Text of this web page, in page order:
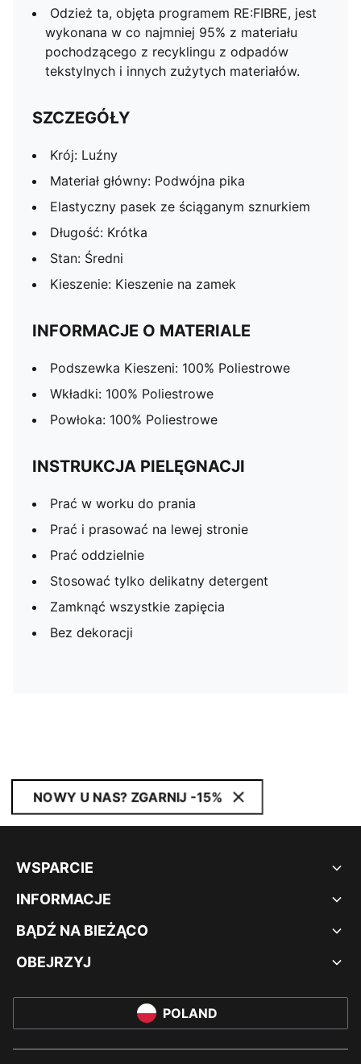
Odzież ta, objęta programem RE:FIBRE, jest
wykonana w co najmniej 95% z materiału
pochodzącego z recyklingu z odpadów
tekstylnych i innych zużytych materiałów.
SZCZEGÓŁY
Krój: Luźny
Materiał główny: Podwójna pika
Elastyczny pasek ze ściąganym sznurkiem
Długość: Krótka
Stan: Średni
Kieszenie: Kieszenie na zamek
INFORMACJE O MATERIALE
Podszewka Kieszeni: 100% Poliestrowe
Wkładki: 100% Poliestrowe
Powłoka: 100% Poliestrowe
INSTRUKCJA PIELĘGNACJI
Prać w worku do prania
Prać i prasować na lewej stronie
Prać oddzielnie
Stosować tylko delikatny detergent
Zamknąć wszystkie zapięcia
Bez dekoracji
NOWY U NAS? ZGARNIJ -15%
WSPARCIE
INFORMACJE
BĄDŹ NA BIEŻĄCO
OBEJRZYJ
POLAND